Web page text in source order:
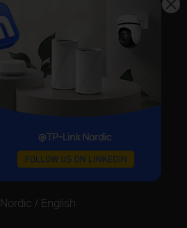
Nordic / English